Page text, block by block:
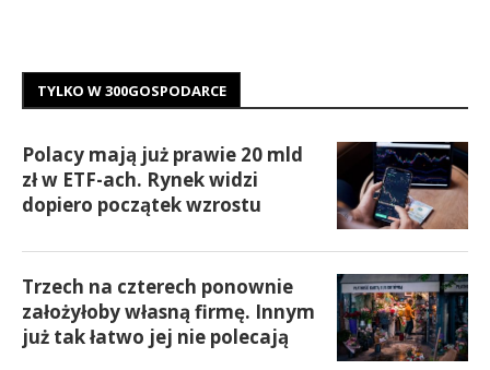
TYLKO W 300GOSPODARCE
Polacy mają już prawie 20 mld
zł w ETF-ach. Rynek widzi
dopiero początek wzrostu
Trzech na czterech ponownie
założyłoby własną firmę. Innym
już tak łatwo jej nie polecają